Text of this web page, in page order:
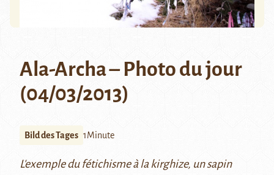
Ala-Archa – Photo du jour
(04/03/2013)
Bild des Tages 1Minute
L'exemple du fétichisme à la kirghize, un sapin